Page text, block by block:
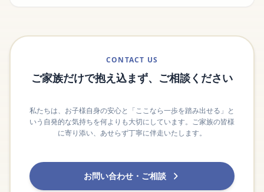
CONTACT US
ご家族だけで抱え込まず、ご相談ください
私たちは、お子様自身の安心と「ここなら一歩を踏み出せる」と
いう自発的な気持ちを何よりも大切にしています。ご家族の皆様
に寄り添い、あせらず丁寧に伴走いたします。
お問い合わせ・ご相談